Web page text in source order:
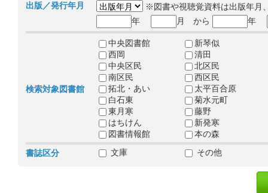
出版／発行年月
※図書や視聴覚資料は出版年月
年
月 から 年
検索対象図書館
中央図書館
新琴似
西岡
清田
中央区民
北区民
南区民
西区民
拓北・あい
太平百合原
白石東
菊水元町
東月寒
藤野
はちけん
新発寒
図書情報館
本の森
書誌区分
文庫 その他